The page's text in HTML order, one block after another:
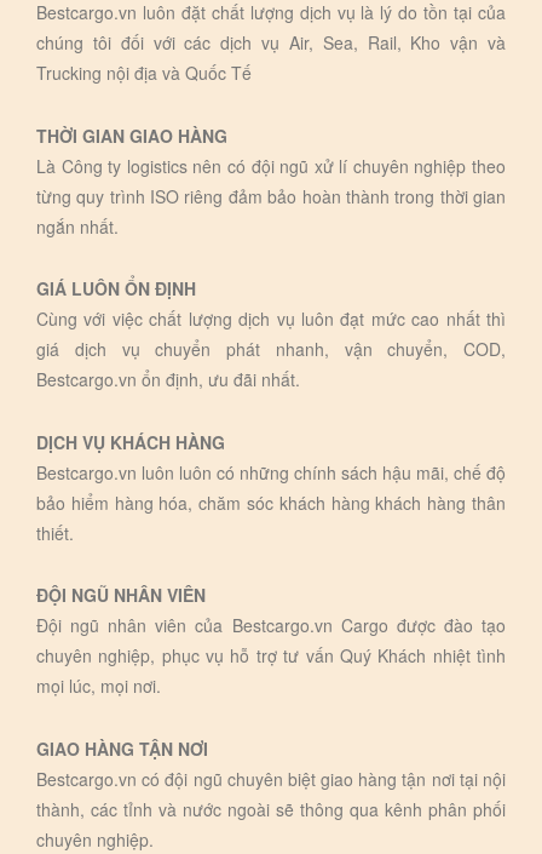
Bestcargo.vn luôn đặt chất lượng dịch vụ là lý do tồn tại của
chúng tôi đối với các dịch vụ Air, Sea, Rail, Kho vận và
Trucking nội địa và Quốc Tế
THỜI GIAN GIAO HÀNG
Là Công ty logistics nên có đội ngũ xử lí chuyên nghiệp theo
từng quy trình ISO riêng đảm bảo hoàn thành trong thời gian
ngắn nhất.
GIÁ LUÔN ỔN ĐỊNH
Cùng với việc chất lượng dịch vụ luôn đạt mức cao nhất thì
giá dịch vụ chuyển phát nhanh, vận chuyển, COD,
Bestcargo.vn ổn định, ưu đãi nhất.
DỊCH VỤ KHÁCH HÀNG
Bestcargo.vn luôn luôn có những chính sách hậu mãi, chế độ
bảo hiểm hàng hóa, chăm sóc khách hàng khách hàng thân
thiết.
ĐỘI NGŨ NHÂN VIÊN
Đội ngũ nhân viên của Bestcargo.vn Cargo được đào tạo
chuyên nghiệp, phục vụ hỗ trợ tư vấn Quý Khách nhiệt tình
mọi lúc, mọi nơi.
GIAO HÀNG TẬN NƠI
Bestcargo.vn có đội ngũ chuyên biệt giao hàng tận nơi tại nội
thành, các tỉnh và nước ngoài sẽ thông qua kênh phân phối
chuyên nghiệp.